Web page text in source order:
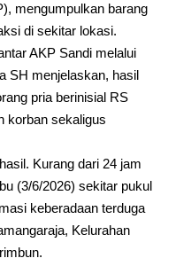
mengumpulkan barang
di sekitar lokasi.
AKP Sandi melalui
SH menjelaskan, hasil
pria berinisial RS
korban sekaligus
Kurang dari 24 jam
(3/6/2026) sekitar pukul
keberadaan terduga
Kelurahan